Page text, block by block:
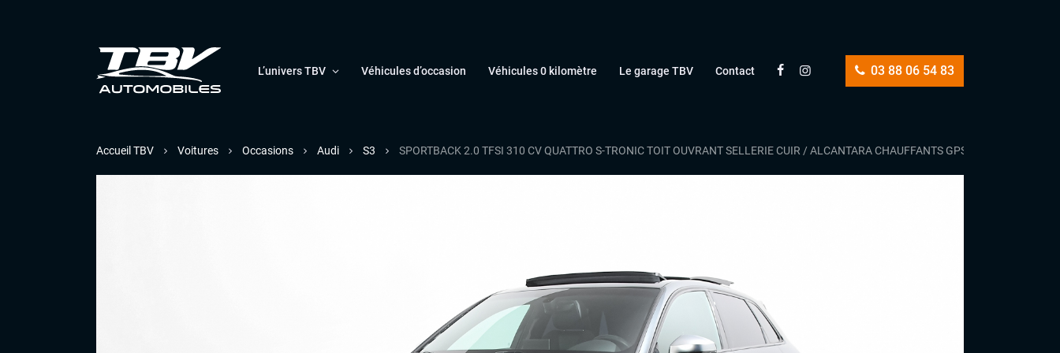
03 88 06 54 83
L’univers TBV Véhicules d’occasion Véhicules 0 kilomètre Le garage TBV Contact
Accueil TBV Voitures Occasions Audi S3 SPORTBACK 2.0 TFSI 310 CV QUATTRO S-TRONIC TOIT OUVRANT SELLERIE CUIR / ALCANTARA CHAUFFANTS GPS CAMERA FEUX